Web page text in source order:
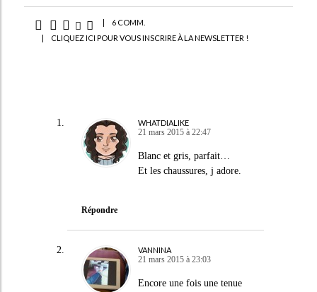
|
6 COMM.
|
CLIQUEZ ICI POUR VOUS INSCRIRE À LA NEWSLETTER !
WHATDIALIKE
21 mars 2015 à 22:47
Blanc et gris, parfait…
Et les chaussures, j adore.
Répondre
VANNINA
21 mars 2015 à 23:03
Encore une fois une tenue